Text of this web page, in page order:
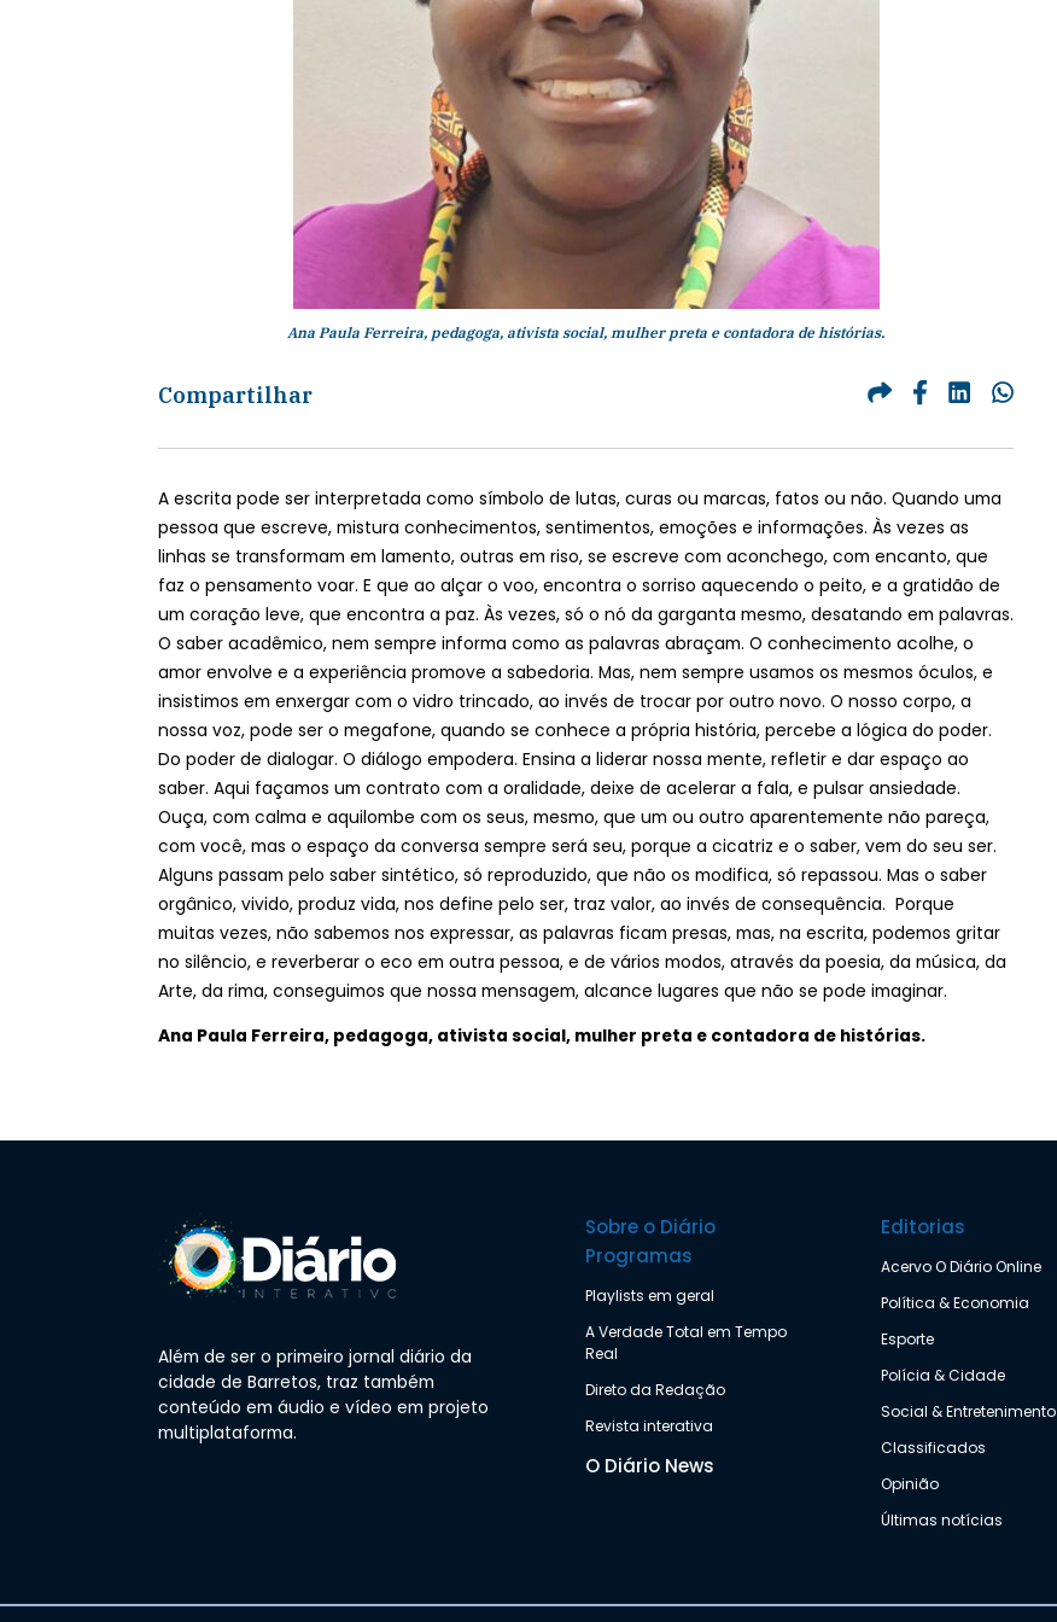
Ana Paula Ferreira, pedagoga, ativista social, mulher preta e contadora de histórias.
Compartilhar
A escrita pode ser interpretada como símbolo de lutas, curas ou marcas, fatos ou não. Quando uma
pessoa que escreve, mistura conhecimentos, sentimentos, emoções e informações. Às vezes as
linhas se transformam em lamento, outras em riso, se escreve com aconchego, com encanto, que
faz o pensamento voar. E que ao alçar o voo, encontra o sorriso aquecendo o peito, e a gratidão de
um coração leve, que encontra a paz. Às vezes, só o nó da garganta mesmo, desatando em palavras.
O saber acadêmico, nem sempre informa como as palavras abraçam. O conhecimento acolhe, o
amor envolve e a experiência promove a sabedoria. Mas, nem sempre usamos os mesmos óculos, e
insistimos em enxergar com o vidro trincado, ao invés de trocar por outro novo. O nosso corpo, a
nossa voz, pode ser o megafone, quando se conhece a própria história, percebe a lógica do poder.
Do poder de dialogar. O diálogo empodera. Ensina a liderar nossa mente, refletir e dar espaço ao
saber. Aqui façamos um contrato com a oralidade, deixe de acelerar a fala, e pulsar ansiedade.
Ouça, com calma e aquilombe com os seus, mesmo, que um ou outro aparentemente não pareça,
com você, mas o espaço da conversa sempre será seu, porque a cicatriz e o saber, vem do seu ser.
Alguns passam pelo saber sintético, só reproduzido, que não os modifica, só repassou. Mas o saber
orgânico, vivido, produz vida, nos define pelo ser, traz valor, ao invés de consequência. Porque
muitas vezes, não sabemos nos expressar, as palavras ficam presas, mas, na escrita, podemos gritar
no silêncio, e reverberar o eco em outra pessoa, e de vários modos, através da poesia, da música, da
Arte, da rima, conseguimos que nossa mensagem, alcance lugares que não se pode imaginar.
Ana Paula Ferreira, pedagoga, ativista social, mulher preta e contadora de histórias.
Além de ser o primeiro jornal diário da
cidade de Barretos, traz também
conteúdo em áudio e vídeo em projeto
multiplataforma.
Sobre o Diário
Programas
Playlists em geral
A Verdade Total em Tempo
Real
Direto da Redação
Revista interativa
O Diário News
Editorias
Acervo O Diário Online
Política & Economia
Esporte
Polícia & Cidade
Social & Entretenimento
Classificados
Opinião
Últimas notícias